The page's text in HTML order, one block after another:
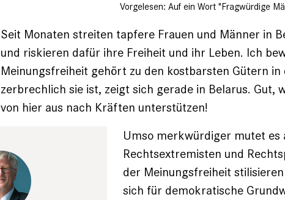
Vorgelesen: Auf ein Wort "Fragwürdige
Seit Monaten streiten tapfere Frauen und ­Männer in
und riskieren dafür ihre Freiheit und ihr Leben. Ich
Meinungsfreiheit gehört zu den kostbarsten Gütern in
zerbrechlich sie ist, zeigt sich gerade in Belarus. Gut,
von hier aus nach Kräften unterstützen!
Umso merkwürdiger mutet es
Rechtsextremisten und
der Meinungsfreiheit
sich für demokratische